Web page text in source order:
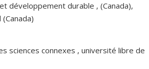
développement durable , (Canada),
sciences connexes , université libre de